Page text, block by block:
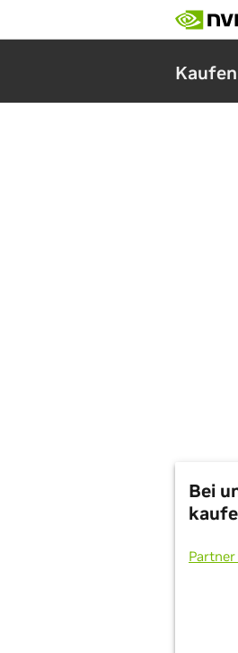
main
Kaufen
Bei